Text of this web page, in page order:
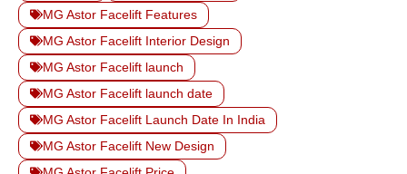
MG Astor Facelift Features
MG Astor Facelift Interior Design
MG Astor Facelift launch
MG Astor Facelift launch date
MG Astor Facelift Launch Date In India
MG Astor Facelift New Design